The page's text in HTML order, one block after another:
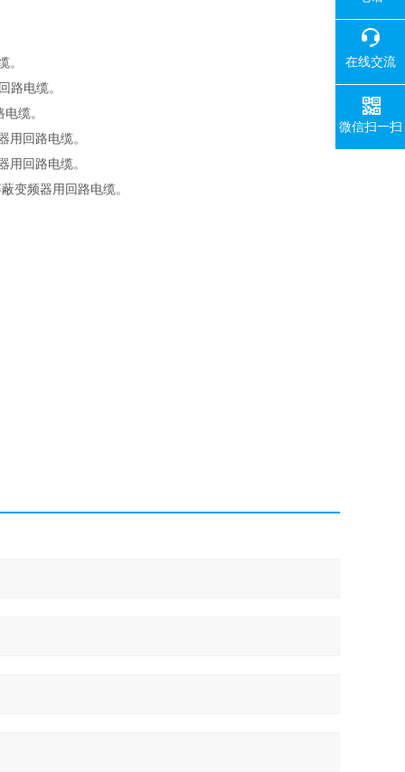
。
路电缆。
缆。
回路电缆。
回路电缆。
变频器用回路电缆。
在线交流
微信扫一扫